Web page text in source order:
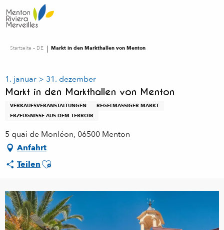
au
contenu
Startseite – DE Markt in den Markthallen von Menton
1. januar > 31. dezember
Markt in den Markthallen von Menton
VERKAUFSVERANSTALTUNGEN
REGELMÄSSIGER MARKT
ERZEUGNISSE AUS DEM TERROIR
5 quai de Monléon, 06500 Menton
Anfahrt
TeilenAjouter aux favoris